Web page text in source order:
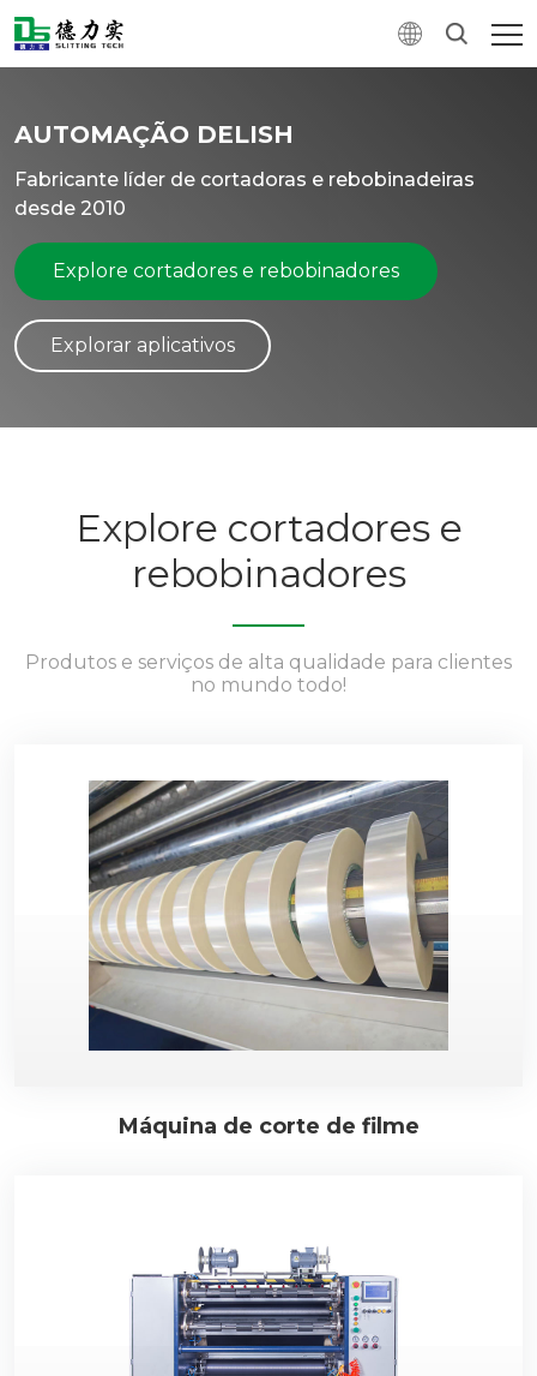
AUTOMAÇÃO DELISH
Fabricante líder de cortadoras e rebobinadeiras
desde 2010
Explore cortadores e rebobinadores
Explorar aplicativos
Explore cortadores e
rebobinadores
Produtos e serviços de alta qualidade para clientes
no mundo todo!
Máquina de corte de filme